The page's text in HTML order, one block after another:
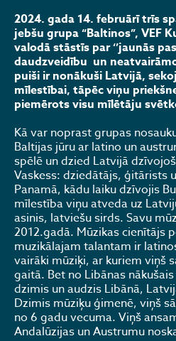
2024. gada 14. februārī trīs
jebšu grupa “Baltinos”, VEF
valodā stāstīs par ‘’jaunās
daudzveidību un
puiši ir nonākuši Latvijā,
mīlestībai, tāpēc viņu
piemērots visu mīlētāju
Kā var noprast grupas
Baltijas jūru ar latino un
spēlē un dzied Latvijā
Vaskess: dziedātājs, ģitārists
Panamā, kādu laiku dzīvojis
mīlestība viņu atveda uz
asinis, latviešu sirds. Savu
2012.gadā. Mūzikas cienītājs
muzikālajam talantam ir
vairāki mūziķi, ar kuriem viņš
gaitā. Bet no Libānas
dzimis un audzis Libānā,
Dzimis mūziķu ģimenē, viņš
no 6 gadu vecuma. Viņš
Andalūzijas un Austrumu